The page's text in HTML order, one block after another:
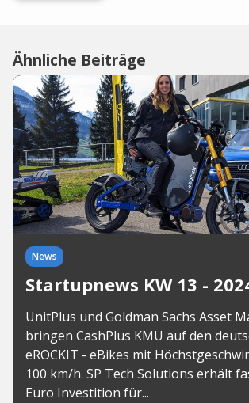
Ähnliche Beiträge
News
Startupnews KW 13 -
UnitPlus und Goldman Sachs Asset
bringen CashPlus KMU auf den
eROCKIT - eBikes mit
100 km/h. SP Tech Solutions erhält
Euro Investition für...